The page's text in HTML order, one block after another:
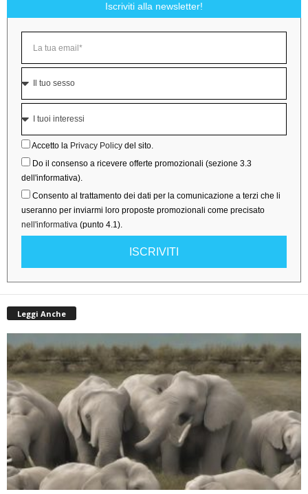
Iscriviti alla newsletter!
Accetto la Privacy Policy del sito.
Do il consenso a ricevere offerte promozionali (sezione 3.3
dell'informativa).
Consento al trattamento dei dati per la comunicazione a terzi che li
useranno per inviarmi loro proposte promozionali come precisato
nell'informativa (punto 4.1).
ISCRIVITI
Leggi Anche